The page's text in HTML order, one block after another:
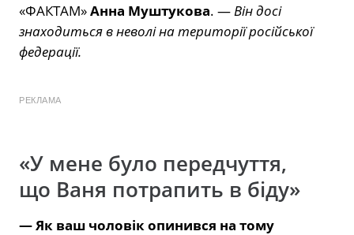
«ФАКТАМ»Анна Муштукова. — Він досі
знаходиться в неволі на території російської
федерації.
РЕКЛАМА
«У мене було передчуття,
що Ваня потрапить в біду»
— Як ваш чоловік опинився на тому